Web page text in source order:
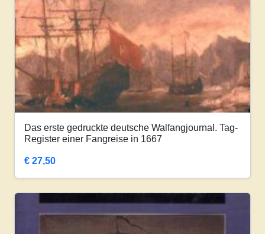
Das erste gedruckte deutsche Walfangjournal. Tag-
Register einer Fangreise in 1667
€ 27,50